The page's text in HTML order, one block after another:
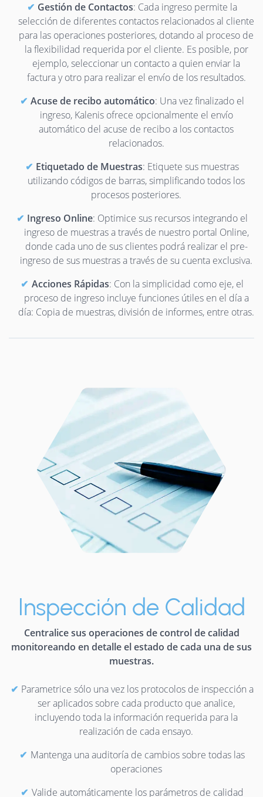
Gestión de Contactos: Cada ingreso permite la
selección de diferentes contactos relacionados al cliente
para las operaciones posteriores, dotando al proceso de
la flexibilidad requerida por el cliente. Es posible, por
ejemplo, seleccionar un contacto a quien enviar la
factura y otro para realizar el envío de los resultados.
Acuse de recibo automático: Una vez finalizado el
ingreso, Kalenis ofrece opcionalmente el envío
automático del acuse de recibo a los contactos
relacionados.
Etiquetado de Muestras: Etiquete sus muestras
utilizando códigos de barras, simplificando todos los
procesos posteriores.
Ingreso Online: Optimice sus recursos integrando el
ingreso de muestras a través de nuestro portal Online,
donde cada uno de sus clientes podrá realizar el pre-
ingreso de sus muestras a través de su cuenta exclusiva.
Acciones Rápidas: Con la simplicidad como eje, el
proceso de ingreso incluye funciones útiles en el día a
día: Copia de muestras, división de informes, entre otras.
Inspección de Calidad
Centralice sus operaciones de control de calidad
monitoreando en detalle el estado de cada una de sus
muestras.
Parametrice sólo una vez los protocolos de inspección a
ser aplicados sobre cada producto que analice,
incluyendo toda la información requerida para la
realización de cada ensayo.
Mantenga una auditoría de cambios sobre todas las
operaciones
Valide automáticamente los parámetros de calidad